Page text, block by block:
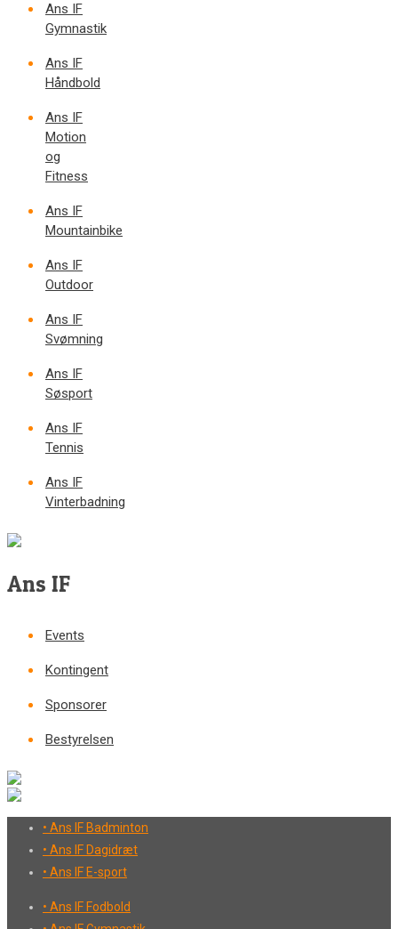
Ans IF
Gymnastik
Ans IF
Håndbold
Ans IF
Motion
og
Fitness
Ans IF
Mountainbike
Ans IF
Outdoor
Ans IF
Svømning
Ans IF
Søsport
Ans IF
Tennis
Ans IF
Vinterbadning
Ans IF
Events
Kontingent
Sponsorer
Bestyrelsen
• Ans IF Badminton
• Ans IF Dagidræt
• Ans IF E-sport
• Ans IF Fodbold